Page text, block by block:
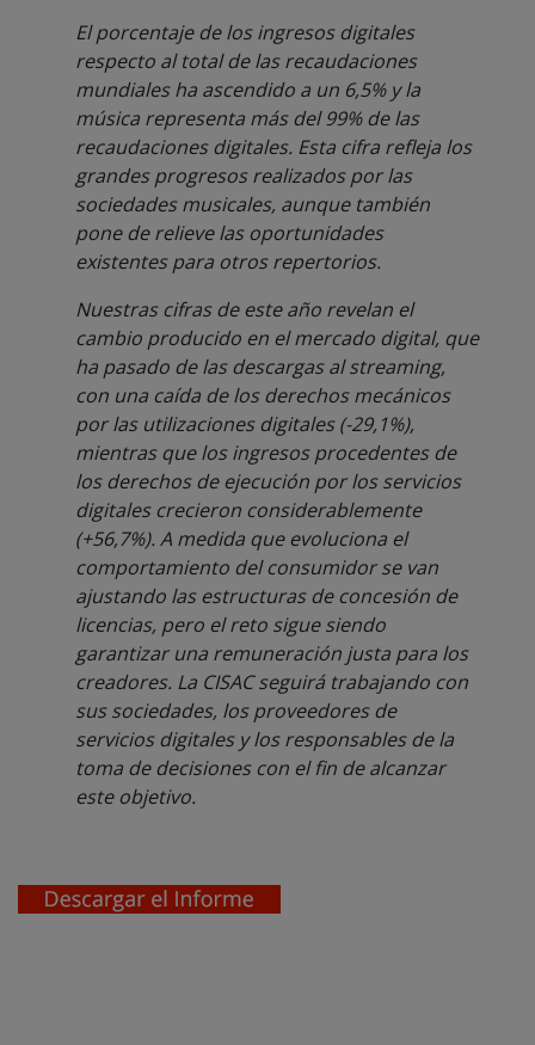
El porcentaje de los ingresos digitales
respecto al total de las recaudaciones
mundiales ha ascendido a un 6,5% y la
música representa más del 99% de las
recaudaciones digitales. Esta cifra refleja los
grandes progresos realizados por las
sociedades musicales, aunque también
pone de relieve las oportunidades
existentes para otros repertorios.
Nuestras cifras de este año revelan el
cambio producido en el mercado digital, que
ha pasado de las descargas al streaming,
con una caída de los derechos mecánicos
por las utilizaciones digitales (-29,1%),
mientras que los ingresos procedentes de
los derechos de ejecución por los servicios
digitales crecieron considerablemente
(+56,7%). A medida que evoluciona el
comportamiento del consumidor se van
ajustando las estructuras de concesión de
licencias, pero el reto sigue siendo
garantizar una remuneración justa para los
creadores. La CISAC seguirá trabajando con
sus sociedades, los proveedores de
servicios digitales y los responsables de la
toma de decisiones con el fin de alcanzar
este objetivo.